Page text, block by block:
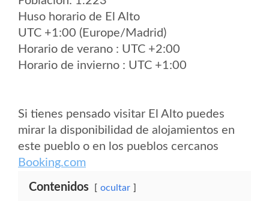
Huso horario de El Alto
UTC +1:00 (Europe/Madrid)
Horario de verano : UTC +2:00
Horario de invierno : UTC +1:00
Si tienes pensado visitar El Alto puedes
mirar la disponibilidad de alojamientos en
este pueblo o en los pueblos cercanos
Booking.com
Contenidos ocultar